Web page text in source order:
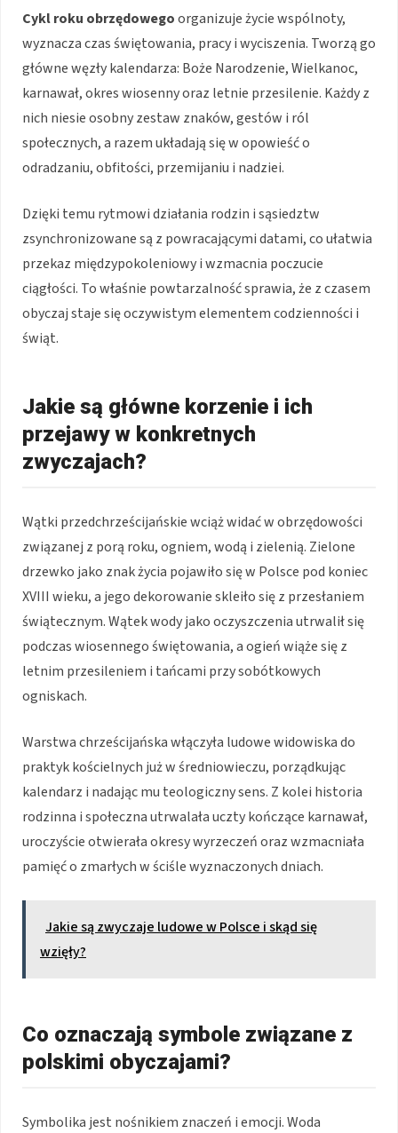
Cykl roku obrzędowegoorganizuje życie wspólnoty,
wyznacza czas świętowania, pracy i wyciszenia. Tworzą go
główne węzły kalendarza: Boże Narodzenie, Wielkanoc,
karnawał, okres wiosenny oraz letnie przesilenie. Każdy z
nich niesie osobny zestaw znaków, gestów i ról
społecznych, a razem układają się w opowieść o
odradzaniu, obfitości, przemijaniu i nadziei.
Dzięki temu rytmowi działania rodzin i sąsiedztw
zsynchronizowane są z powracającymi datami, co ułatwia
przekaz międzypokoleniowy i wzmacnia poczucie
ciągłości. To właśnie powtarzalność sprawia, że z czasem
obyczaj staje się oczywistym elementem codzienności i
świąt.
Jakie są główne korzenie i ich
przejawy w konkretnych
zwyczajach?
Wątki przedchrześcijańskie wciąż widać w obrzędowości
związanej z porą roku, ogniem, wodą i zielenią. Zielone
drzewko jako znak życia pojawiło się w Polsce pod koniec
XVIII wieku, a jego dekorowanie skleiło się z przesłaniem
świątecznym. Wątek wody jako oczyszczenia utrwalił się
podczas wiosennego świętowania, a ogień wiąże się z
letnim przesileniem i tańcami przy sobótkowych
ogniskach.
Warstwa chrześcijańska włączyła ludowe widowiska do
praktyk kościelnych już w średniowieczu, porządkując
kalendarz i nadając mu teologiczny sens. Z kolei historia
rodzinna i społeczna utrwalała uczty kończące karnawał,
uroczyście otwierała okresy wyrzeczeń oraz wzmacniała
pamięć o zmarłych w ściśle wyznaczonych dniach.
Jakie są zwyczaje ludowe w Polsce i skąd się
wzięły?
Co oznaczają symbole związane z
polskimi obyczajami?
Symbolika jest nośnikiem znaczeń i emocji. Woda